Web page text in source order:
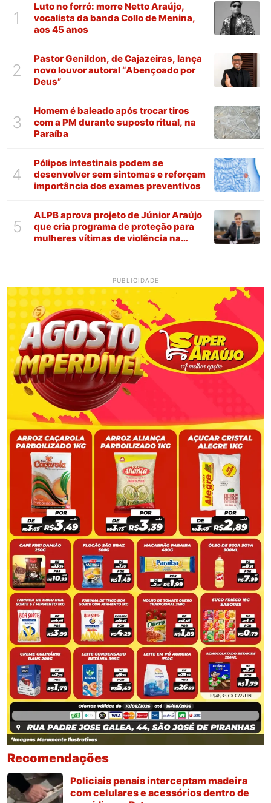
1
Luto no forró: morre Netto Araújo,
vocalista da banda Collo de Menina,
aos 45 anos
2
Pastor Genildon, de Cajazeiras, lança
novo louvor autoral “Abençoado por
Deus”
3
Homem é baleado após trocar tiros
com a PM durante suposto ritual, na
Paraíba
4
Pólipos intestinais podem se
desenvolver sem sintomas e reforçam
importância dos exames preventivos
5
ALPB aprova projeto de Júnior Araújo
que cria programa de proteção para
mulheres vítimas de violência na
PUBLICIDADE
Recomendações
Policiais penais interceptam madeira
com celulares e acessórios dentro de